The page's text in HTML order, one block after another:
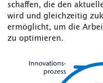
schaffen, die den
wird und gleichzeitig
ermöglicht, um die
zu optimieren.